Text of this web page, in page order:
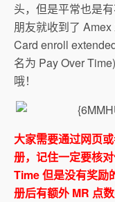
头，但是平常也是
朋友就收到了
Card enroll
名为 Pay Over
哦！
大家需要通过网页
册，记住一定要核
Time 但是没有奖励
册后有额外 MR 点